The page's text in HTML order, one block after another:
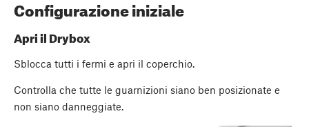
Configurazione iniziale
Apri il Drybox
Sblocca tutti i fermi e apri il coperchio.
Controlla che tutte le guarnizioni siano ben posizionate e
non siano danneggiate.